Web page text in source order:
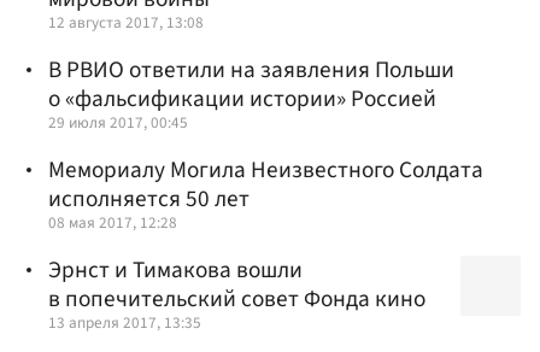
12 августа 2017, 13:08
В РВИО ответили на заявления Польши
о «фальсификации истории» Россией
29 июля 2017, 00:45
Мемориалу Могила Неизвестного Солдата
исполняется 50 лет
08 мая 2017, 12:28
Эрнст и Тимакова вошли
в попечительский совет Фонда кино
13 апреля 2017, 13:35